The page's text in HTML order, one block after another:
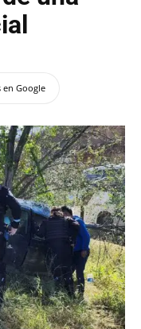
en Google